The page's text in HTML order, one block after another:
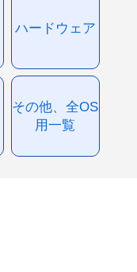
ハードウェア
その他、全OS
用一覧